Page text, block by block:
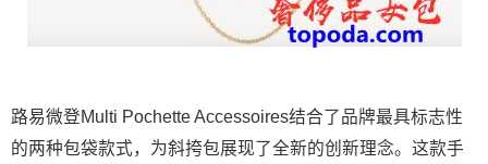
路易微登Multi Pochette Accessoires结合了品牌最具标志性
的两种包袋款式，为斜挎包展现了全新的创新理念。这款手